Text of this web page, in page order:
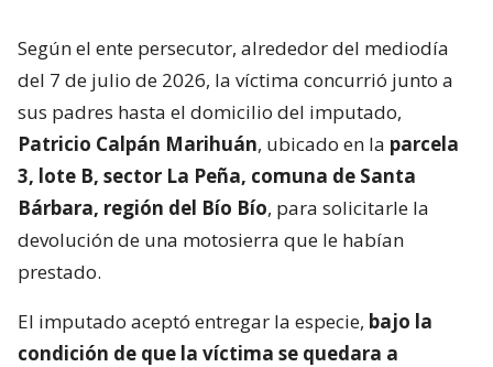
Según el ente persecutor, alrededor del mediodía
del 7 de julio de 2026, la víctima concurrió junto a
sus padres hasta el domicilio del imputado,
Patricio Calpán Marihuán, ubicado en la parcela
3, lote B, sector La Peña, comuna de Santa
Bárbara, región del Bío Bío, para solicitarle la
devolución de una motosierra que le habían
prestado.
El imputado aceptó entregar la especie, bajo la
condición de que la víctima se quedara a